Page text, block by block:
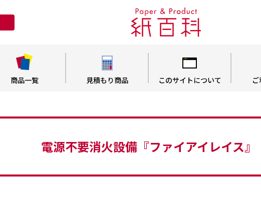
商品一覧 見積もり商品 このサイトについて
電源不要消火設備『ファイアイレイス』